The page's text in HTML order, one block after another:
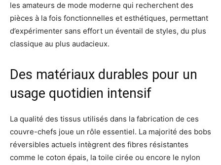
les amateurs de mode moderne qui recherchent des
pièces à la fois fonctionnelles et esthétiques, permettant
d’expérimenter sans effort un éventail de styles, du plus
classique au plus audacieux.
Des matériaux durables pour un
usage quotidien intensif
La qualité des tissus utilisés dans la fabrication de ces
couvre-chefs joue un rôle essentiel. La majorité des bobs
réversibles actuels intègrent des fibres résistantes
comme le coton épais, la toile cirée ou encore le nylon